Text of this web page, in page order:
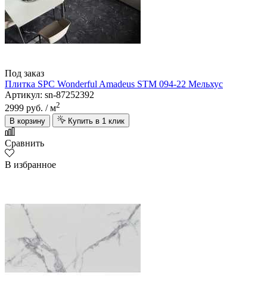
Под заказ
Плитка SPC Wonderful Amadeus STM 094-22 Мельхус
Артикул: sn-87252392
2999 руб. / м2
В корзину
Купить в 1 клик
Сравнить
В избранное